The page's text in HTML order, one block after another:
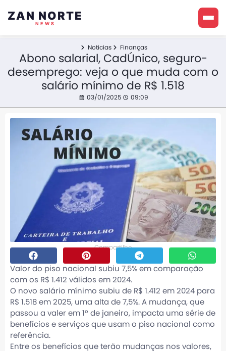
ZAN NORTE
NEWS
Noticias Finanças
Abono salarial, CadÚnico, seguro-
desemprego: veja o que muda com o
salário mínimo de R$ 1.518
03/01/2025 09:09
Compartilhe
Valor do piso nacional subiu 7,5% em comparação
com os R$ 1.412 válidos em 2024.
O novo salário mínimo subiu de R$ 1.412 em 2024 para
R$ 1.518 em 2025, uma alta de 7,5%. A mudança, que
passou a valer em 1º de janeiro, impacta uma série de
benefícios e serviços que usam o piso nacional como
referência.
Entre os benefícios que terão mudanças nos valores,